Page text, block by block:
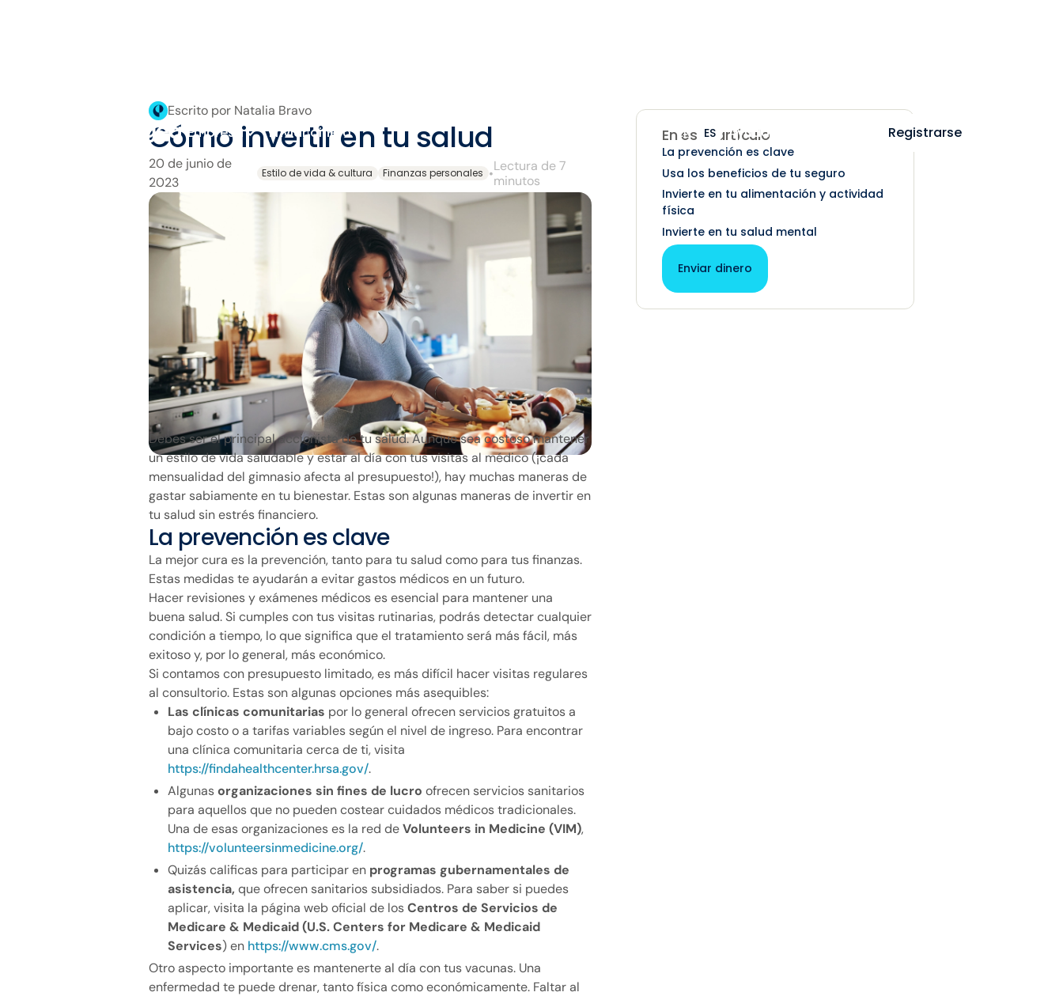
Empresa Enviar dinero EN ES Ayuda Registrarse
Escrito por Natalia Bravo
Cómo invertir en tu salud
20 de junio de
2023
Estilo de vida & cultura Finanzas personales •Lectura de 7
minutos
Debes ser el principal accionista de tu salud. Aunque sea costoso mantener
un estilo de vida saludable y estar al día con tus visitas al médico (¡cada
mensualidad del gimnasio afecta al presupuesto!), hay muchas maneras de
gastar sabiamente en tu bienestar. Estas son algunas maneras de invertir en
tu salud sin estrés financiero.
La prevención es clave
La mejor cura es la prevención, tanto para tu salud como para tus finanzas.
Estas medidas te ayudarán a evitar gastos médicos en un futuro.
Hacer revisiones y exámenes médicos es esencial para mantener una
buena salud. Si cumples con tus visitas rutinarias, podrás detectar cualquier
condición a tiempo, lo que significa que el tratamiento será más fácil, más
exitoso y, por lo general, más económico.
Si contamos con presupuesto limitado, es más difícil hacer visitas regulares
al consultorio. Estas son algunas opciones más asequibles:
Las clínicas comunitarias por lo general ofrecen servicios gratuitos a
bajo costo o a tarifas variables según el nivel de ingreso. Para encontrar
una clínica comunitaria cerca de ti, visita
https://findahealthcenter.hrsa.gov/.
Algunasorganizaciones sin fines de lucro ofrecen servicios sanitarios
para aquellos que no pueden costear cuidados médicos tradicionales.
Una de esas organizaciones es la red deVolunteers in Medicine (VIM),
https://volunteersinmedicine.org/.
Quizás calificas para participar en programas gubernamentales de
asistencia, que ofrecen sanitarios subsidiados. Para saber si puedes
aplicar, visita la página web oficial de losCentros de Servicios de
Medicare & Medicaid (U.S. Centers for Medicare & Medicaid
Services) en https://www.cms.gov/.
Otro aspecto importante es mantenerte al día con tus vacunas. Una
enfermedad te puede drenar, tanto física como económicamente. Faltar al
En este artículo
La prevención es clave
Usa los beneficios de tu seguro
Invierte en tu alimentación y actividad
física
Invierte en tu salud mental
Enviar dinero